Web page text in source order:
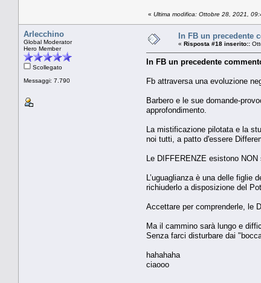
« Ultima modifica: Ottobre 28, 2021,
Arlecchino
Global Moderator
Hero Member
Scollegato
Messaggi: 7.790
In FB un precedente
« Risposta #18 inserito::
In FB un precedente
Fb attraversa una evoluzione
Barbero e le sue domande-
approfondimento.
La mistificazione pilotata e la
noi tutti, a patto d'essere
Le DIFFERENZE esistono
L’uguaglianza è una delle figlie
richiuderlo a disposizione del
Accettare per comprenderle, le
Ma il cammino sarà lungo e
Senza farci disturbare dai
hahahaha
ciaooo